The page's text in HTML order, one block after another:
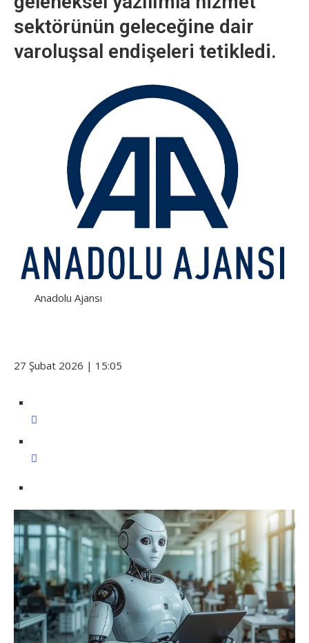
sektörünün geleceğine dair
varoluşsal endişeleri tetikledi.
Anadolu Ajansı
27 Şubat 2026 | 15:05